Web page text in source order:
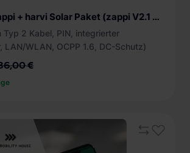
myenergi zappi + harvi Solar Paket (zappi V2.1 Wallbox & harvi Energiesensor)
Typ 2 Kabel, PIN, integrierter
LAN/WLAN, OCPP 1.6, DC-Schutz)
€